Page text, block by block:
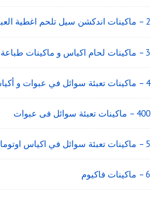
2 – ماكينات اندكشن سيل تلحم اغطية العبوات البلاستيكية
3 – ماكينات لحام اكياس و ماكينات طباعة تاريخ
4 – ماكينات تعبئة سوائل في عبوات و أكياس
400 – ماكينات تعبئة سوائل فى عبوات
5 – ماكينات تعبئة سوائل في اكياس اوتوماتيك
6 – ماكينات فاكيوم